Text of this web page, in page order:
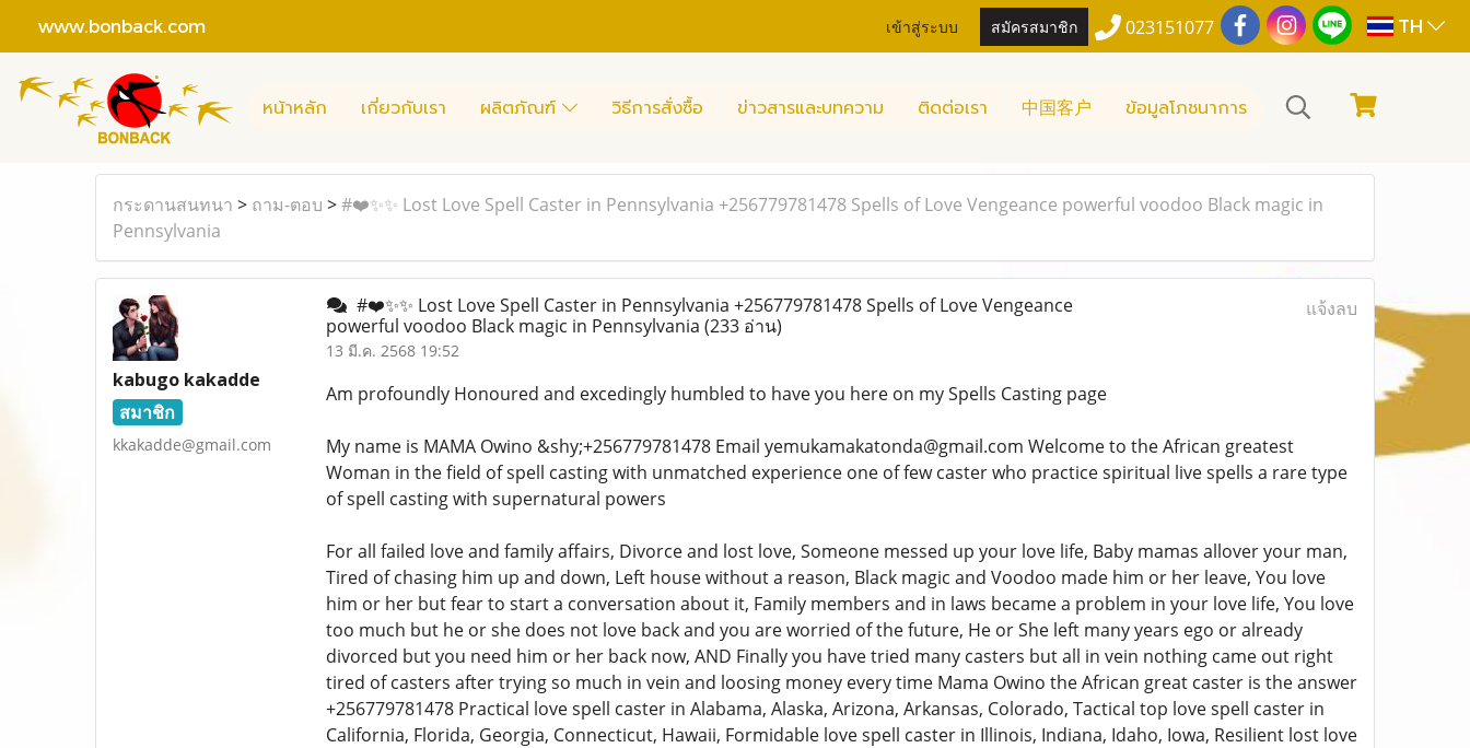
www.bonback.com เข้าสู่ระบบ สมัครสมาชิก 023151077 TH
หน้าหลัก เกี่ยวกับเรา ผลิตภัณฑ์ วิธีการสั่งซื้อ ข่าวสารและบทความ ติดต่อเรา 中国客户 ข้อมูลโภชนาการ
กระดานสนทนา > ถาม-ตอบ >#❤️✨✨ Lost Love Spell Caster in Pennsylvania +256779781478 Spells of Love Vengeance powerful voodoo Black magic in
Pennsylvania
kabugo kakadde
สมาชิก
kkakadde@gmail.com
#❤️✨✨ Lost Love Spell Caster in Pennsylvania +256779781478 Spells of Love Vengeance
powerful voodoo Black magic in Pennsylvania (233 อ่าน)
13 มี.ค. 2568 19:52
แจ้งลบ
Am profoundly Honoured and excedingly humbled to have you here on my Spells Casting page
My name is MAMA Owino &shy;+256779781478 Email yemukamakatonda@gmail.com Welcome to the African greatest
Woman in the field of spell casting with unmatched experience one of few caster who practice spiritual live spells a rare type
of spell casting with supernatural powers
For all failed love and family affairs, Divorce and lost love, Someone messed up your love life, Baby mamas allover your man,
Tired of chasing him up and down, Left house without a reason, Black magic and Voodoo made him or her leave, You love
him or her but fear to start a conversation about it, Family members and in laws became a problem in your love life, You love
too much but he or she does not love back and you are worried of the future, He or She left many years ego or already
divorced but you need him or her back now, AND Finally you have tried many casters but all in vein nothing came out right
tired of casters after trying so much in vein and loosing money every time Mama Owino the African great caster is the answer
+256779781478 Practical love spell caster in Alabama, Alaska, Arizona, Arkansas, Colorado, Tactical top love spell caster in
California, Florida, Georgia, Connecticut, Hawaii, Formidable love spell caster in Illinois, Indiana, Idaho, Iowa, Resilient lost love